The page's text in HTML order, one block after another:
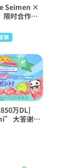
Seimen ×
时合作！
始！
销
万DL]
大答谢活